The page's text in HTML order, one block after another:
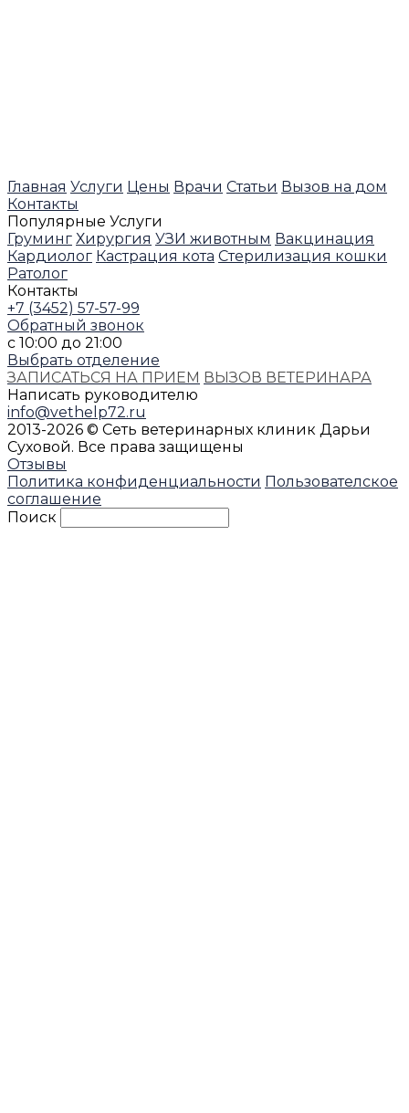
Главная Услуги Цены Врачи Статьи Вызов на дом
Контакты
Популярные Услуги
Груминг Хирургия УЗИ животным Вакцинация
Кардиолог Кастрация кота Стерилизация кошки
Ратолог
Контакты
+7 (3452) 57-57-99
Обратный звонок
с 10:00 до 21:00
Выбрать отделение
ЗАПИСАТЬСЯ НА ПРИЕМ ВЫЗОВ ВЕТЕРИНАРА
Написать руководителю
info@vethelp72.ru
2013-2026 © Сеть ветеринарных клиник Дарьи
Суховой. Все права защищены
Отзывы
Политика конфиденциальности Пользователское
соглашение
Поиск